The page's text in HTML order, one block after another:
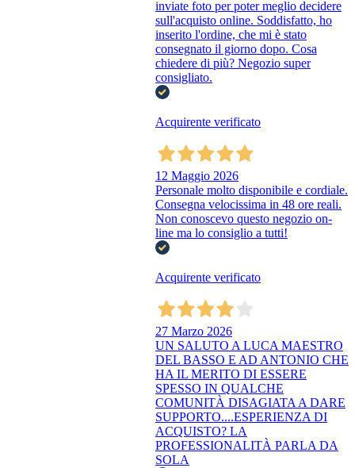
inviate foto per poter meglio decidere
sull'acquisto online. Soddisfatto, ho
inserito l'ordine, che mi è stato
consegnato il giorno dopo. Cosa
chiedere di più? Negozio super
consigliato.
Acquirente verificato
12 Maggio 2026
Personale molto disponibile e cordiale.
Consegna velocissima in 48 ore reali.
Non conoscevo questo negozio on-
line ma lo consiglio a tutti!
Acquirente verificato
27 Marzo 2026
UN SALUTO A LUCA MAESTRO
DEL BASSO E AD ANTONIO CHE
HA IL MERITO DI ESSERE
SPESSO IN QUALCHE
COMUNITÀ DISAGIATA A DARE
SUPPORTO....ESPERIENZA DI
ACQUISTO? LA
PROFESSIONALITÀ PARLA DA
SOLA